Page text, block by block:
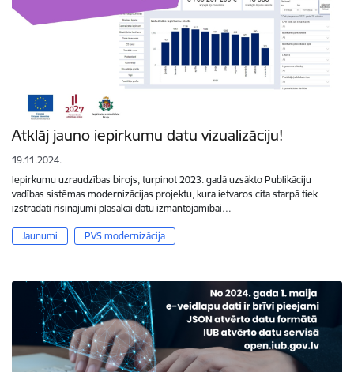
Atklāj jauno iepirkumu datu vizualizāciju!
19.11.2024.
Iepirkumu uzraudzības birojs, turpinot 2023. gadā uzsākto Publikāciju
vadības sistēmas modernizācijas projektu, kura ietvaros cita starpā tiek
izstrādāti risinājumi plašākai datu izmantojamībai…
Jaunumi PVS modernizācija